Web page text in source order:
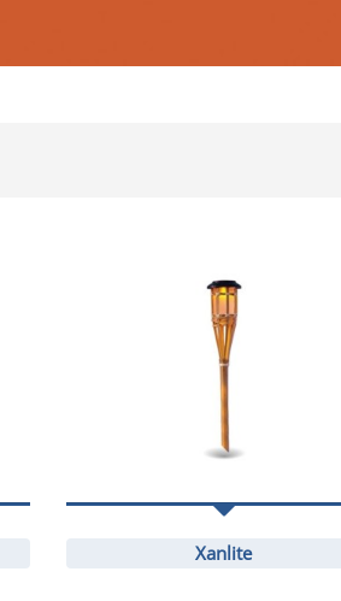
Xanlite